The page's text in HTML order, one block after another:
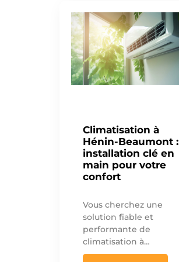
Climatisation à
Hénin-Beaumont :
installation clé en
main pour votre
confort
Vous cherchez une
solution fiable et
performante de
climatisation à…